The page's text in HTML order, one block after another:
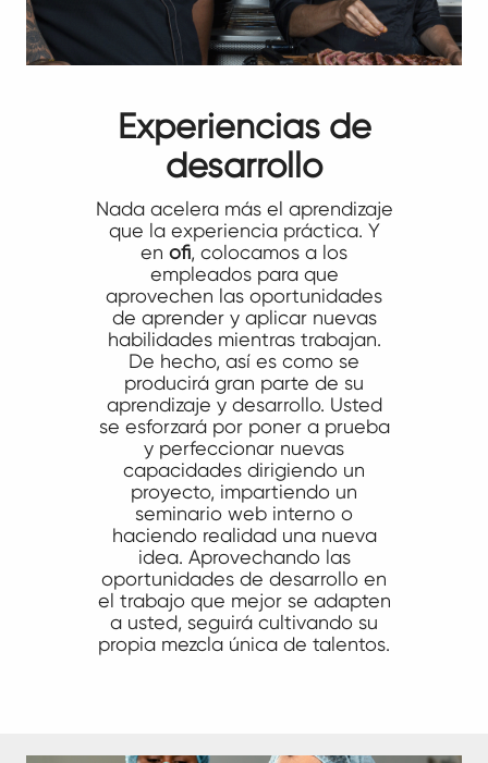
Experiencias de
desarrollo
Nada acelera más el aprendizaje
que la experiencia práctica. Y
en ofi, colocamos a los
empleados para que
aprovechen las oportunidades
de aprender y aplicar nuevas
habilidades mientras trabajan.
De hecho, así es como se
producirá gran parte de su
aprendizaje y desarrollo. Usted
se esforzará por poner a prueba
y perfeccionar nuevas
capacidades dirigiendo un
proyecto, impartiendo un
seminario web interno o
haciendo realidad una nueva
idea. Aprovechando las
oportunidades de desarrollo en
el trabajo que mejor se adapten
a usted, seguirá cultivando su
propia mezcla única de talentos.